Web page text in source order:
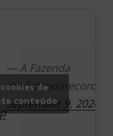
— A Fazenda
(@afazendarecord)
September 9, 2020
de
conteúdo